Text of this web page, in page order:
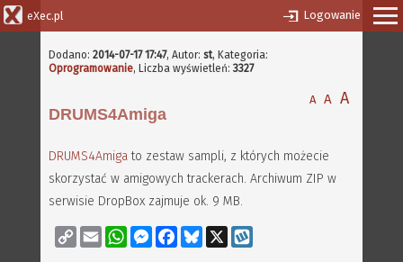
eXec.pl Logowanie
Dodano: 2014-07-17 17:47, Autor: st, Kategoria:
Oprogramowanie, Liczba wyświetleń: 3327
A A A
DRUMS4Amiga
DRUMS4Amiga to zestaw sampli, z których możecie
skorzystać w amigowych trackerach. Archiwum ZIP w
serwisie DropBox zajmuje ok. 9 MB.
Copy
Link
Email WhatsAppMessenger
FacebookBluesky